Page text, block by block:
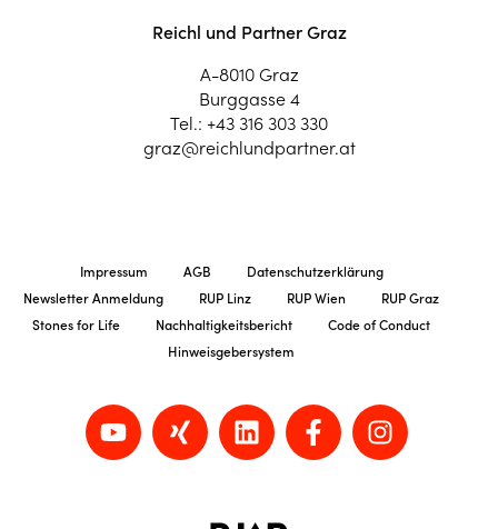
Reichl und Partner Graz
A-8010 Graz
Burggasse 4
Tel.: +43 316 303 330
graz@reichlundpartner.at
Impressum AGB
Datenschutzerklärung
Newsletter Anmeldung
RUP Linz RUP Wien
RUP Graz
Stones for Life
Nachhaltigkeitsbericht
Code of Conduct
Hinweisgebersystem